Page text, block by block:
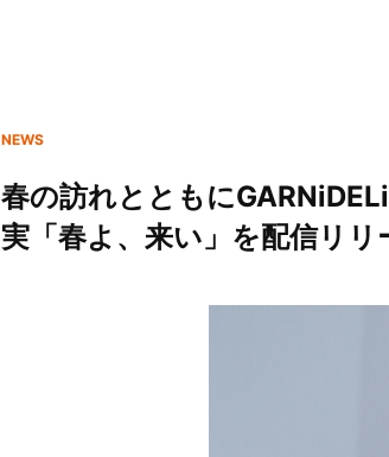
NEWS
春の訪れとともに
実「春よ、来い」を配信リ